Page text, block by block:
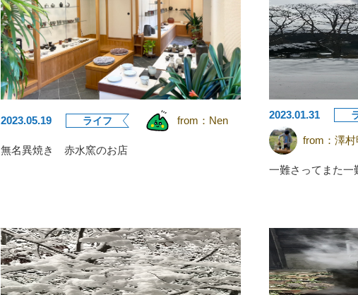
2023.05.19 ライフ from： Nen
無名異焼き 赤水窯のお店
2023.01.31
from： 澤
一難さってまた